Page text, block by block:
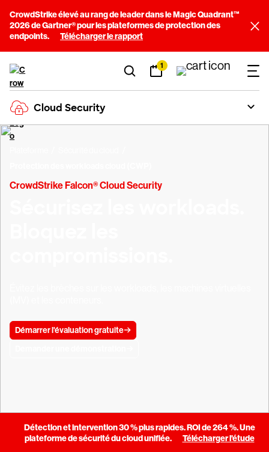
CrowdStrike élevé au rang de leader dans le Magic Quadrant™
2026 de Gartner® pour les plateformes de protection des
endpoints.
Télécharger le rapport
1
Cloud Security
CrowdStrike Falcon® Cloud Security
Démarrer l'évaluation gratuite
Détection et intervention 30 % plus rapides. ROI de 264 %. Une
plateforme de sécurité du cloud unifiée.
Télécharger l'étude